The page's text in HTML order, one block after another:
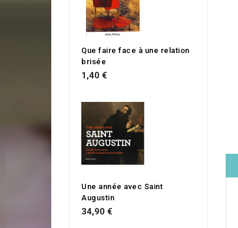
Que faire face à une relation
brisée
1,40 €
Une année avec Saint
Augustin
34,90 €